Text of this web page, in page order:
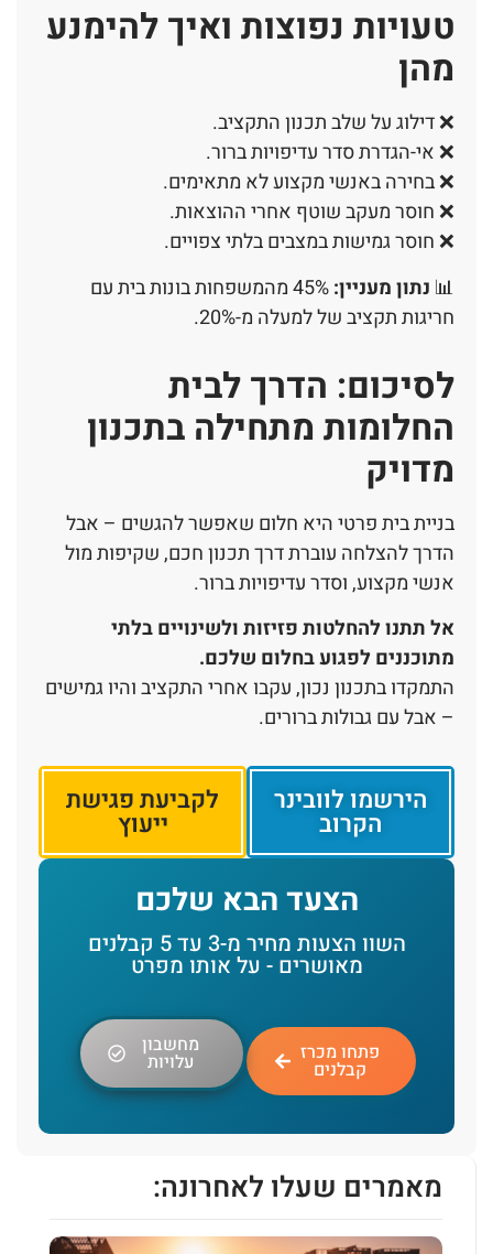
טעויות נפוצות ואיך להימנע
מהן
❌ דילוג על שלב תכנון התקציב.
❌ אי-הגדרת סדר עדיפויות ברור.
❌ בחירה באנשי מקצוע לא מתאימים.
❌ חוסר מעקב שוטף אחרי ההוצאות.
❌ חוסר גמישות במצבים בלתי צפויים.
📊 נתון מעניין:
45% מהמשפחות בונות בית עם
חריגות תקציב של למעלה מ-20%.
לסיכום: הדרך לבית
החלומות מתחילה בתכנון
מדויק
בניית בית פרטי היא חלום שאפשר להגשים – אבל
הדרך להצלחה עוברת דרך תכנון חכם, שקיפות מול
אנשי מקצוע, וסדר עדיפויות ברור.
אל תתנו להחלטות פזיזות ולשינויים בלתי
מתוכננים לפגוע בחלום שלכם.
התמקדו בתכנון נכון, עקבו אחרי התקציב והיו גמישים
– אבל עם גבולות ברורים.
הירשמו לוובינר
הקרוב
לקביעת פגישת
ייעוץ
הצעד הבא שלכם
השוו הצעות מחיר מ-3 עד 5 קבלנים
מאושרים - על אותו מפרט
פתחו מכרז
קבלנים
מחשבון
עלויות
מאמרים שעלו לאחרונה: